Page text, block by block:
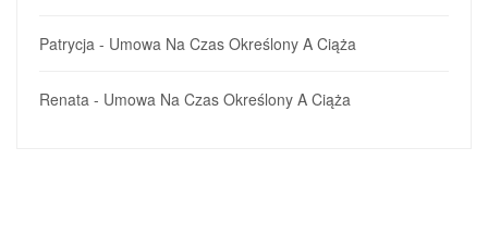
Patrycja - Umowa Na Czas Określony A Ciąża
Renata - Umowa Na Czas Określony A Ciąża